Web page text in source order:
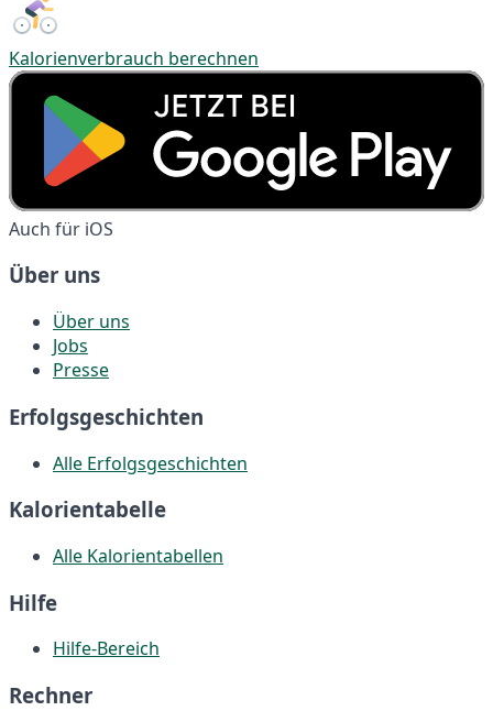
Kalorienverbrauch berechnen
Auch für iOS
Über uns
Über uns
Jobs
Presse
Erfolgsgeschichten
Alle Erfolgsgeschichten
Kalorientabelle
Alle Kalorientabellen
Hilfe
Hilfe-Bereich
Rechner